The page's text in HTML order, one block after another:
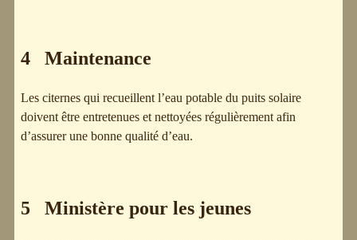
4 Maintenance
Les citernes qui recueillent l’eau potable du puits solaire
doivent être entretenues et nettoyées régulièrement afin
d’assurer une bonne qualité d’eau.
5 Ministère pour les jeunes